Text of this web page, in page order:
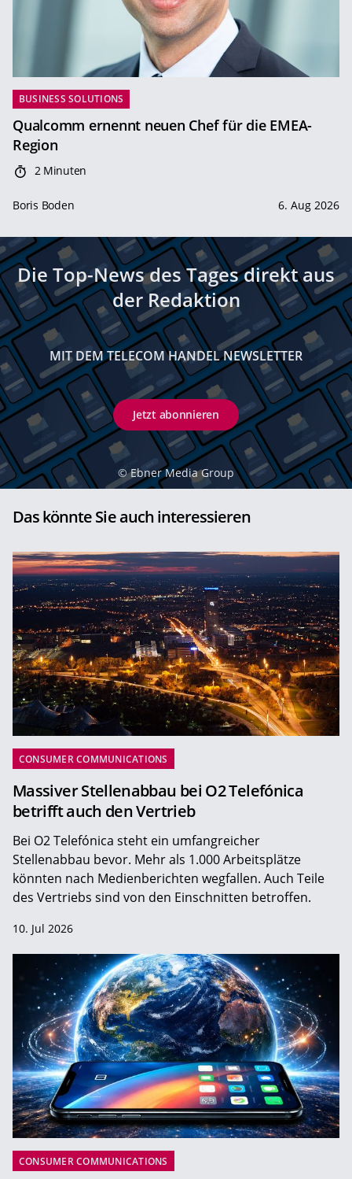
BUSINESS SOLUTIONS
Qualcomm ernennt neuen Chef für die EMEA-
Region
2 Minuten
Boris Boden 6. Aug 2026
Die Top-News des Tages direkt aus
der Redaktion
MIT DEM TELECOM HANDEL NEWSLETTER
Jetzt abonnieren
© Ebner Media Group
Das könnte Sie auch interessieren
CONSUMER COMMUNICATIONS
Massiver Stellenabbau bei O2 Telefónica
betrifft auch den Vertrieb
Bei O2 Telefónica steht ein umfangreicher
Stellenabbau bevor. Mehr als 1.000 Arbeitsplätze
könnten nach Medienberichten wegfallen. Auch Teile
des Vertriebs sind von den Einschnitten betroffen.
10. Jul 2026
CONSUMER COMMUNICATIONS